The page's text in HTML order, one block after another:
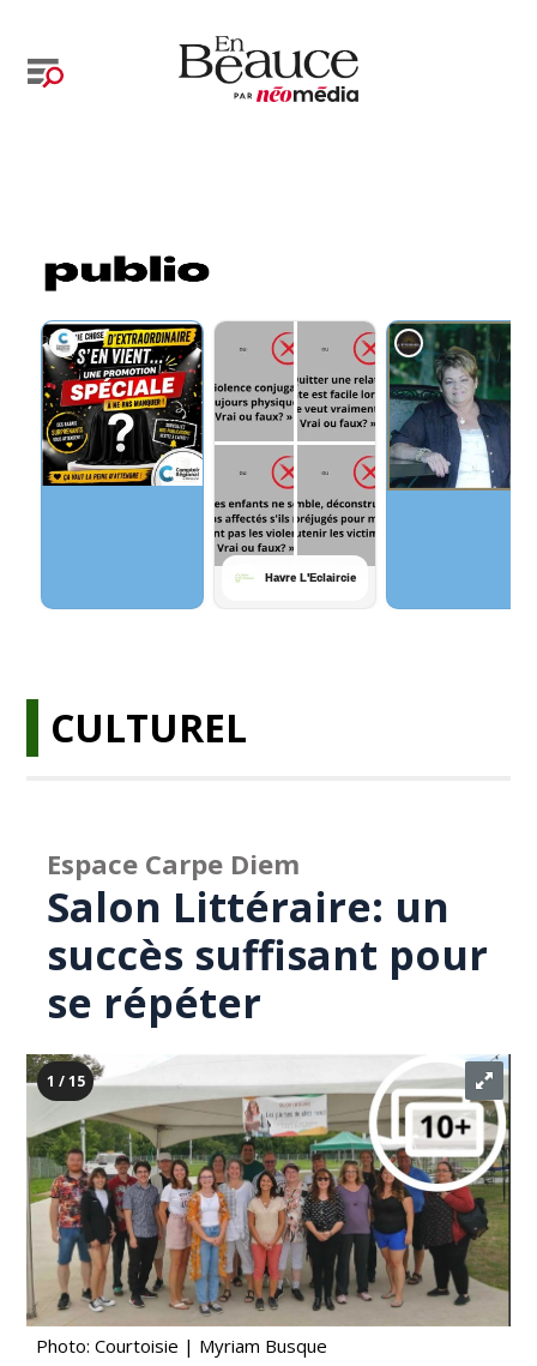
CULTUREL
Espace Carpe Diem
Salon Littéraire: un
succès suffisant pour
se répéter
1 / 15
Photo: Courtoisie | Myriam Busque